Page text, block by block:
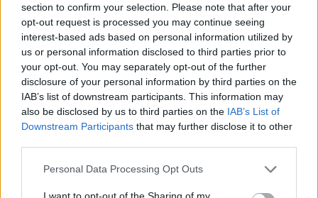
section to confirm your selection. Please note that after your
opt-out request is processed you may continue seeing
interest-based ads based on personal information utilized by
us or personal information disclosed to third parties prior to
your opt-out. You may separately opt-out of the further
disclosure of your personal information by third parties on the
IAB’s list of downstream participants. This information may
also be disclosed by us to third parties on the IAB’s List of
Downstream Participants that may further disclose it to other
Personal Data Processing Opt Outs
I want to opt-out of the Sharing of my